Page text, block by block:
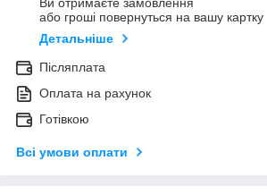
Ви отримаєте замовлення
або гроші повернуться на вашу картку
Детальніше
Післяплата
Оплата на рахунок
Готівкою
Всі умови оплати